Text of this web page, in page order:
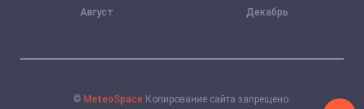
Август Декабрь
© MeteoSpace Копирование сайта запрещено.